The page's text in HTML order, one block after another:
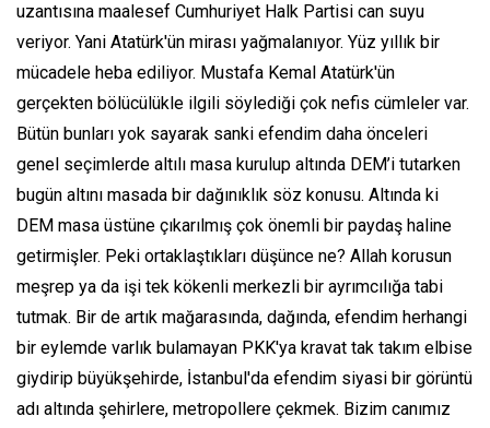
uzantısına maalesef Cumhuriyet Halk Partisi can suyu
veriyor. Yani Atatürk'ün mirası yağmalanıyor. Yüz yıllık bir
mücadele heba ediliyor. Mustafa Kemal Atatürk'ün
gerçekten bölücülükle ilgili söylediği çok nefis cümleler var.
Bütün bunları yok sayarak sanki efendim daha önceleri
genel seçimlerde altılı masa kurulup altında DEM’i tutarken
bugün altını masada bir dağınıklık söz konusu. Altında ki
DEM masa üstüne çıkarılmış çok önemli bir paydaş haline
getirmişler. Peki ortaklaştıkları düşünce ne? Allah korusun
meşrep ya da işi tek kökenli merkezli bir ayrımcılığa tabi
tutmak. Bir de artık mağarasında, dağında, efendim herhangi
bir eylemde varlık bulamayan PKK'ya kravat tak takım elbise
giydirip büyükşehirde, İstanbul'da efendim siyasi bir görüntü
adı altında şehirlere, metropollere çekmek. Bizim canımız